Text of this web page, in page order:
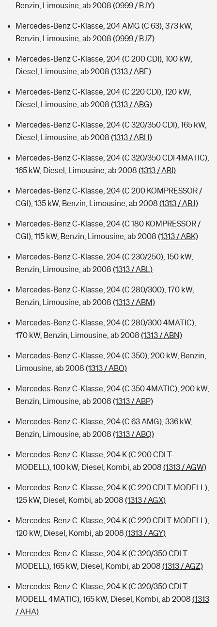
Benzin, Limousine, ab 2008 (0999 / BJY)
Mercedes-Benz C-Klasse, 204 AMG (C 63), 373 kW,
Benzin, Limousine, ab 2008 (0999 / BJZ)
Mercedes-Benz C-Klasse, 204 (C 200 CDI), 100 kW,
Diesel, Limousine, ab 2008 (1313 / ABE)
Mercedes-Benz C-Klasse, 204 (C 220 CDI), 120 kW,
Diesel, Limousine, ab 2008 (1313 / ABG)
Mercedes-Benz C-Klasse, 204 (C 320/350 CDI), 165 kW,
Diesel, Limousine, ab 2008 (1313 / ABH)
Mercedes-Benz C-Klasse, 204 (C 320/350 CDI 4MATIC),
165 kW, Diesel, Limousine, ab 2008 (1313 / ABI)
Mercedes-Benz C-Klasse, 204 (C 200 KOMPRESSOR /
CGI), 135 kW, Benzin, Limousine, ab 2008 (1313 / ABJ)
Mercedes-Benz C-Klasse, 204 (C 180 KOMPRESSOR /
CGI), 115 kW, Benzin, Limousine, ab 2008 (1313 / ABK)
Mercedes-Benz C-Klasse, 204 (C 230/250), 150 kW,
Benzin, Limousine, ab 2008 (1313 / ABL)
Mercedes-Benz C-Klasse, 204 (C 280/300), 170 kW,
Benzin, Limousine, ab 2008 (1313 / ABM)
Mercedes-Benz C-Klasse, 204 (C 280/300 4MATIC),
170 kW, Benzin, Limousine, ab 2008 (1313 / ABN)
Mercedes-Benz C-Klasse, 204 (C 350), 200 kW, Benzin,
Limousine, ab 2008 (1313 / ABO)
Mercedes-Benz C-Klasse, 204 (C 350 4MATIC), 200 kW,
Benzin, Limousine, ab 2008 (1313 / ABP)
Mercedes-Benz C-Klasse, 204 (C 63 AMG), 336 kW,
Benzin, Limousine, ab 2008 (1313 / ABQ)
Mercedes-Benz C-Klasse, 204 K (C 200 CDI T-
MODELL), 100 kW, Diesel, Kombi, ab 2008 (1313 / AGW)
Mercedes-Benz C-Klasse, 204 K (C 220 CDI T-MODELL),
125 kW, Diesel, Kombi, ab 2008 (1313 / AGX)
Mercedes-Benz C-Klasse, 204 K (C 220 CDI T-MODELL),
120 kW, Diesel, Kombi, ab 2008 (1313 / AGY)
Mercedes-Benz C-Klasse, 204 K (C 320/350 CDI T-
MODELL), 165 kW, Diesel, Kombi, ab 2008 (1313 / AGZ)
Mercedes-Benz C-Klasse, 204 K (C 320/350 CDI T-
MODELL 4MATIC), 165 kW, Diesel, Kombi, ab 2008 (1313
/ AHA)